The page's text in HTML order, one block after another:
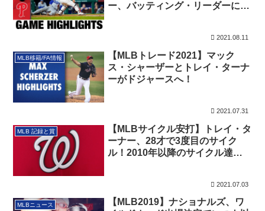
ー、バッティング・リーダーにも
2021.08.11
MLB移籍/FA情報
【MLBトレード2021】マック
ス・シャーザーとトレイ・ターナ
ーがドジャースへ！
2021.07.31
MLB 記録と賞
【MLBサイクル安打】トレイ・タ
ーナー、28才で3度目のサイク
ル！2010年以降のサイクル達成
2021.07.03
MLBニュース
【MLB2019】ナショナルズ、ワ